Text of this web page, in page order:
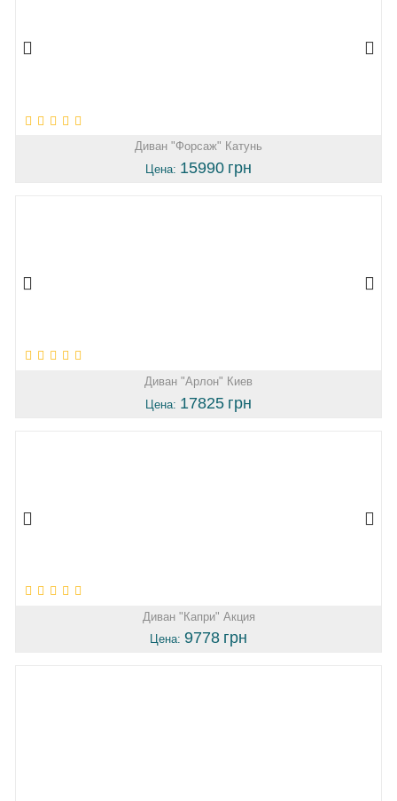
Диван "Форсаж" Катунь
Цена: 15990 грн
Диван "Арлон" Киев
Цена: 17825 грн
Диван "Капри" Акция
Цена: 9778 грн